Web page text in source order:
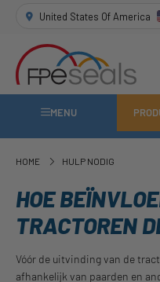
United States Of America
MENU
HOME HULP NODIG
HOE
TRACTOREN
Vóór de uitvinding van de
afhankelijk van paarden en